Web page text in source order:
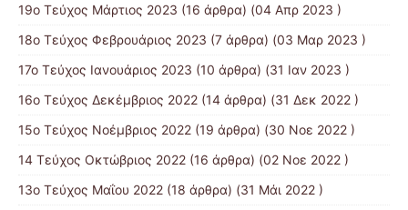
19ο Τεύχος Μάρτιος 2023 (16 άρθρα) (04 Απρ 2023 )
18ο Τεύχος Φεβρουάριος 2023 (7 άρθρα) (03 Μαρ 2023 )
17ο Τεύχος Ιανουάριος 2023 (10 άρθρα) (31 Ιαν 2023 )
16ο Τεύχος Δεκέμβριος 2022 (14 άρθρα) (31 Δεκ 2022 )
15o Τεύχος Νοέμβριος 2022 (19 άρθρα) (30 Νοε 2022 )
14 Tεύχος Οκτώβριος 2022 (16 άρθρα) (02 Νοε 2022 )
13ο Τεύχος Μαΐου 2022 (18 άρθρα) (31 Μάι 2022 )